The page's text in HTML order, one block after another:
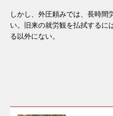
しかし、外圧頼みでは、長時間
い。旧来の就労観を払拭するに
る以外にない。